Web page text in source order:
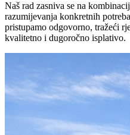
Naš rad zasniva se na
razumijevanja konkretnih
pristupamo odgovorno, tražeći
kvalitetno i dugoročno isplativo.